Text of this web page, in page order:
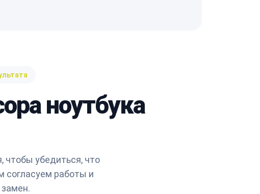
ноутбука
чтобы убедиться, что
согласуем работы и